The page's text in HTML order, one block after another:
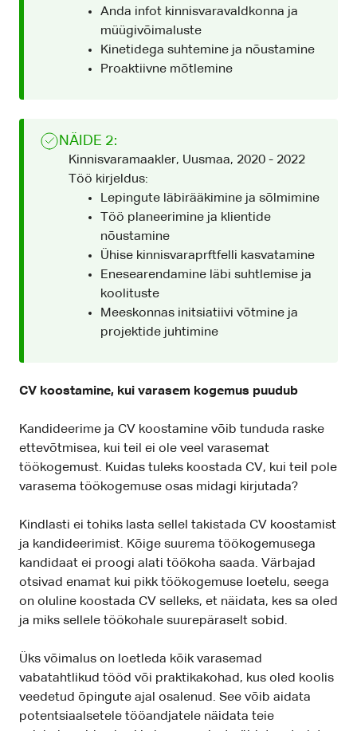
Anda infot kinnisvaravaldkonna ja
müügivõimaluste
Kinetidega suhtemine ja nõustamine
Proaktiivne mõtlemine
NÄIDE 2:
Kinnisvaramaakler, Uusmaa, 2020 - 2022
Töö kirjeldus:
Lepingute läbirääkimine ja sõlmimine
Töö planeerimine ja klientide
nõustamine
Ühise kinnisvaraprftfelli kasvatamine
Enesearendamine läbi suhtlemise ja
koolituste
Meeskonnas initsiatiivi võtmine ja
projektide juhtimine
CV koostamine, kui varasem kogemus puudub
Kandideerime ja CV koostamine võib tunduda raske
ettevõtmisea, kui teil ei ole veel varasemat
töökogemust. Kuidas tuleks koostada CV, kui teil pole
varasema töökogemuse osas midagi kirjutada?
Kindlasti ei tohiks lasta sellel takistada CV koostamist
ja kandideerimist. Kõige suurema töökogemusega
kandidaat ei proogi alati töökoha saada. Värbajad
otsivad enamat kui pikk töökogemuse loetelu, seega
on oluline koostada CV selleks, et näidata, kes sa oled
ja miks sellele töökohale suurepäraselt sobid.
Üks võimalus on loetleda kõik varasemad
vabatahtlikud tööd või praktikakohad, kus oled koolis
veedetud õpingute ajal osalenud. See võib aidata
potentsiaalsetele tööandjatele näidata teie